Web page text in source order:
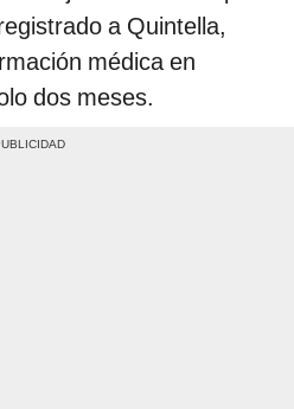
a Quintella,
médica en
dos meses.